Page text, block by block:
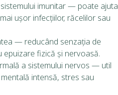
imunitar — poate ajuta
ușor infecțiilor, răcelilor sau
— reducând senzația de
epuizare fizică și nervoasă.
a sistemului nervos — util
intensă, stres sau